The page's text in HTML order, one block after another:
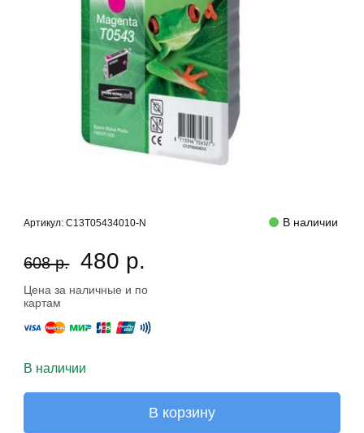
Артикул:C13T05434010-N В наличии
608 р. 480 р.
Цена за наличные и по
картам
В наличии
В корзину